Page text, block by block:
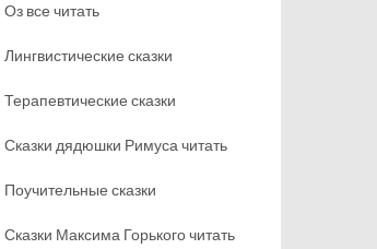
Оз все читать
Лингвистические сказки
Терапевтические сказки
Сказки дядюшки Римуса читать
Поучительные сказки
Сказки Максима Горького читать